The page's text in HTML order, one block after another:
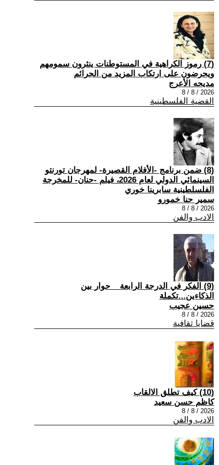
(7) رموز الكراهية في المستوطنات ينثرون سمومهم
ويحرضون على ارتكاب المزيد من الجرائم
مديحه الأعرج
2026 / 8 / 8
القضية الفلسطينية
(8) ضمن برنامج -الأفلام القصيرة- لمهرجان تورنتو
السينمائي الدولي لعام 2026، فيلم -حنان- للمخرجة
الفلسلطينية سابرينا خوري
سمير حنا خمورو
2026 / 8 / 8
الادب والفن
(9) الفكر في الدرجة الرابعة _ حوار بين
الذكاءين...تكملة
حسين عجيب
2026 / 8 / 8
قضايا ثقافية
(10) كيف تطلق الالقاب
كاظم حسن سعيد
2026 / 8 / 8
الادب والفن